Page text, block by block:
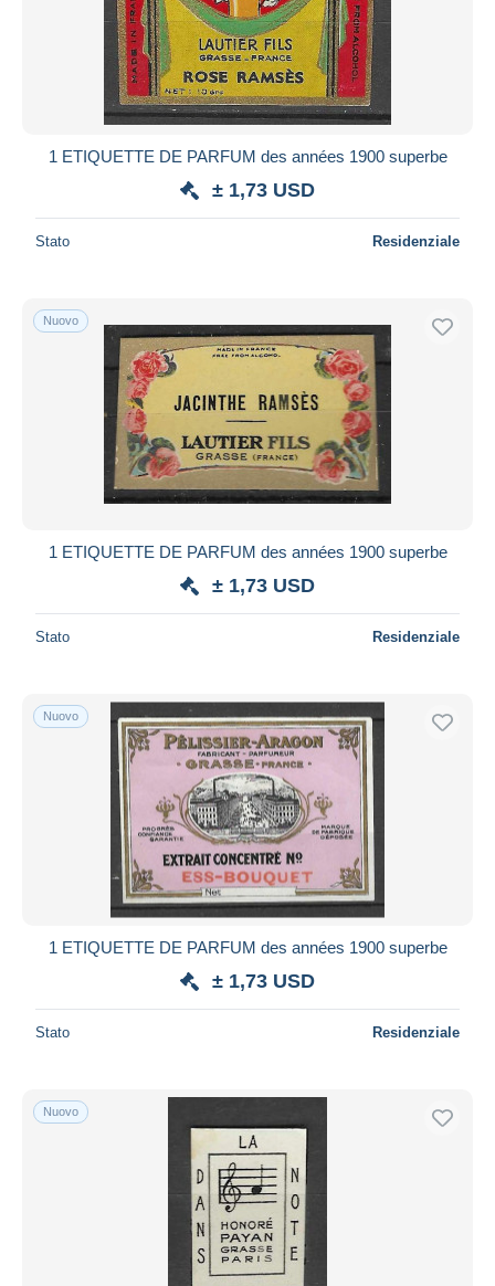
1 ETIQUETTE DE PARFUM des années 1900 superbe
± 1,73 USD
Stato Residenziale
Nuovo
1 ETIQUETTE DE PARFUM des années 1900 superbe
± 1,73 USD
Stato Residenziale
Nuovo
1 ETIQUETTE DE PARFUM des années 1900 superbe
± 1,73 USD
Stato Residenziale
Nuovo